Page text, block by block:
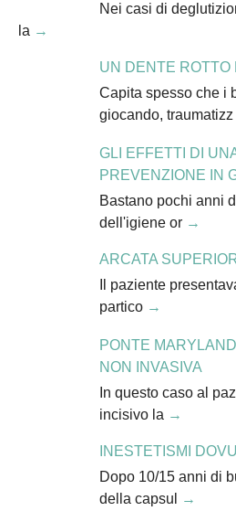
Nei casi di
la
UN DENTE
Capita spesso che i
giocando, traumatizz
GLI EFFETTI DI
PREVENZIONE IN
Bastano pochi anni
dell'igiene or
ARCATA
Il paziente
partico
PONTE
NON INVASIVA
In questo caso al
incisivo la
INESTETISMI
Dopo 10/15 anni di
della capsul